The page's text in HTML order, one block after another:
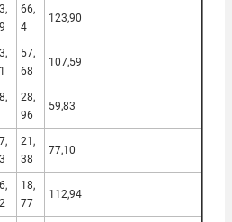
66,
4
123,90
57,
68
107,59
28,
96
59,83
21,
38
77,10
18,
77
112,94